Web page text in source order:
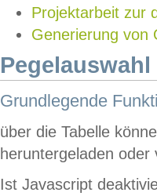
Projektarbeit zur
Generierung von
Grundlegende
über die Tabelle
heruntergeladen oder
Ist Javascript